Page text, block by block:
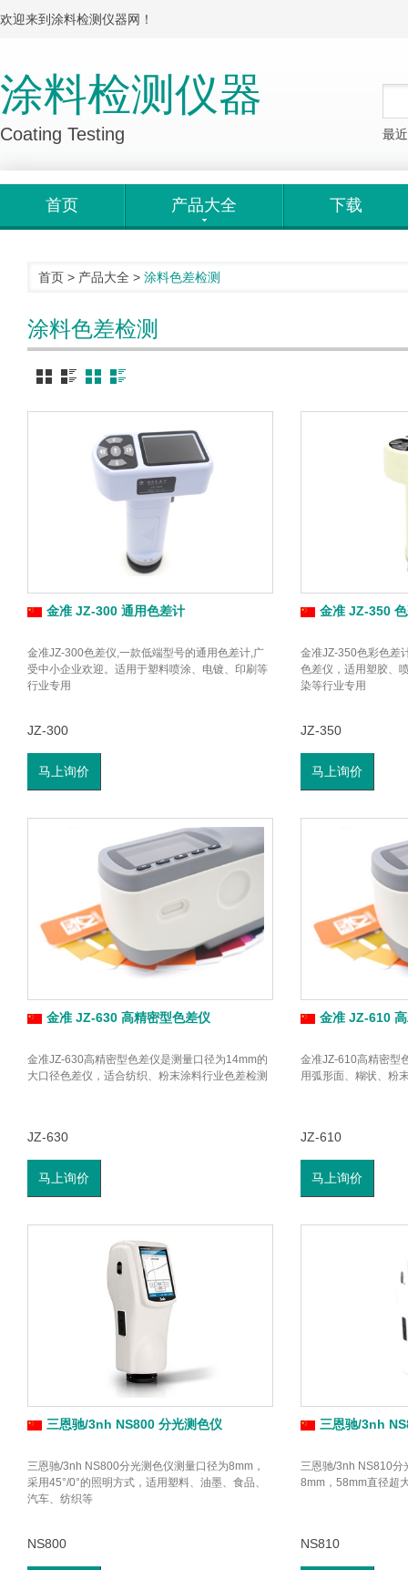
欢迎来到涂料检测仪器网！
涂料检测仪器
Coating Testing 最
首页 产品大全 下载
首页 > 产品大全 > 涂料色差检测
涂料色差检测
金准 JZ-300 通用色差计
金准JZ-300色差仪,一款低端型号的通用色差计,广
受中小企业欢迎。适用于塑料喷涂、电镀、印刷等
行业专用
JZ-300
马上询价
金准 JZ-350
金准JZ-350色彩色差
色差仪，适用塑胶、
染等行业专用
JZ-350
马上询价
金准 JZ-630 高精密型色差仪
金准JZ-630高精密型色差仪是测量口径为14mm的
大口径色差仪，适合纺织、粉末涂料行业色差检测
JZ-630
马上询价
金准 JZ-610
金准JZ-610高精密型
用弧形面、糊状、粉
JZ-610
马上询价
三恩驰/3nh NS800 分光测色仪
三恩驰/3nh NS800分光测色仪测量口径为8mm，
采用45°/0°的照明方式，适用塑料、油墨、食品、
汽车、纺织等
NS800
三恩驰/3nh
三恩驰/3nh NS810分
8mm，58mm直径超
NS810